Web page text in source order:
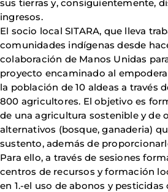
sus tierras y, consiguientemente,
ingresos.
El socio local SITARA, que lleva
comunidades indígenas desde
colaboración de Manos Unidas
proyecto encaminado al
la población de 10 aldeas a través
800 agricultores. El objetivo es
de una agricultura sostenible y de
alternativos (bosque, ganaderia)
sustento, además de
Para ello, a través de sesiones
centros de recursos y formación
en 1.-el uso de abonos y pesticidas